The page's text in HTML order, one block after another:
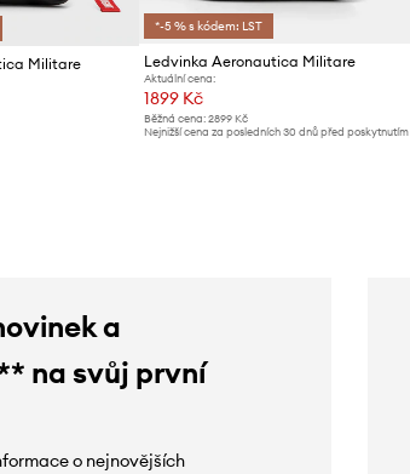
Militare
*-5 % s kódem: LST
Ledvinka Aeronautica Militare
Aktuální cena:
1899 Kč
Běžná cena: 2899 Kč
Nejnižší cena za posledních 30 dnů před poskytnutím
a
na svůj první
o nejnovějších